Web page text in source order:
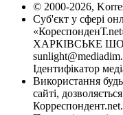
© 2000-2026,
Суб'єкт у сфері
ХАРКІВСЬКЕ
Ідентифікатор
Використання
сайті,
Корреспондент.net.